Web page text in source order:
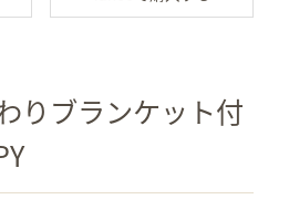
りブランケット付